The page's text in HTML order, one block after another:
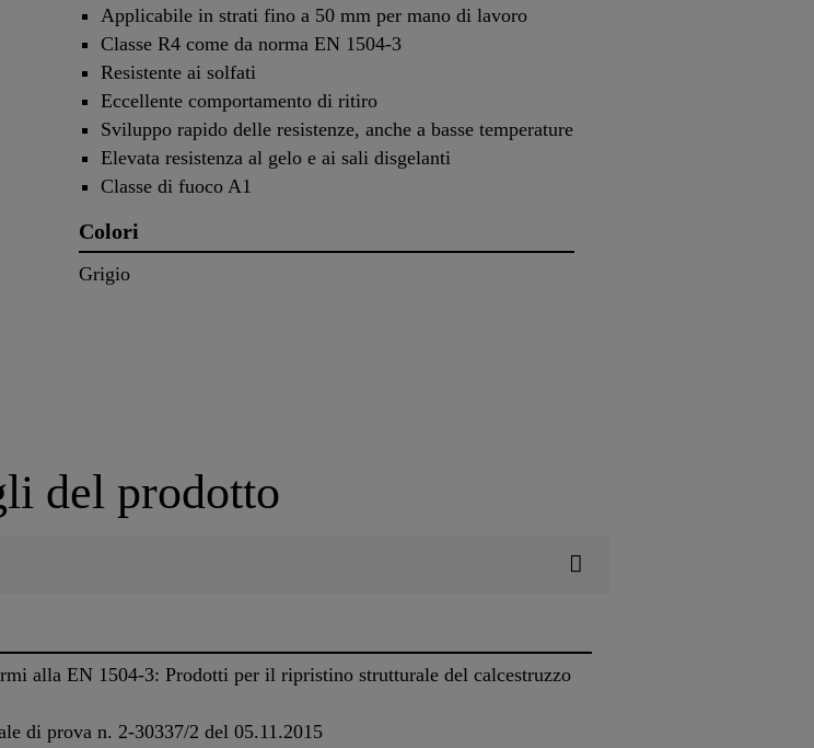
Applicabile in strati fino a 50 mm per mano di lavoro
Classe R4 come da norma EN 1504-3
Resistente ai solfati
Eccellente comportamento di ritiro
Sviluppo rapido delle resistenze, anche a basse temperature
Elevata resistenza al gelo e ai sali disgelanti
Classe di fuoco A1
Colori
Grigio
del prodotto
alla EN 1504-3: Prodotti per il ripristino strutturale del calcestruzzo
di prova n. 2-30337/2 del 05.11.2015